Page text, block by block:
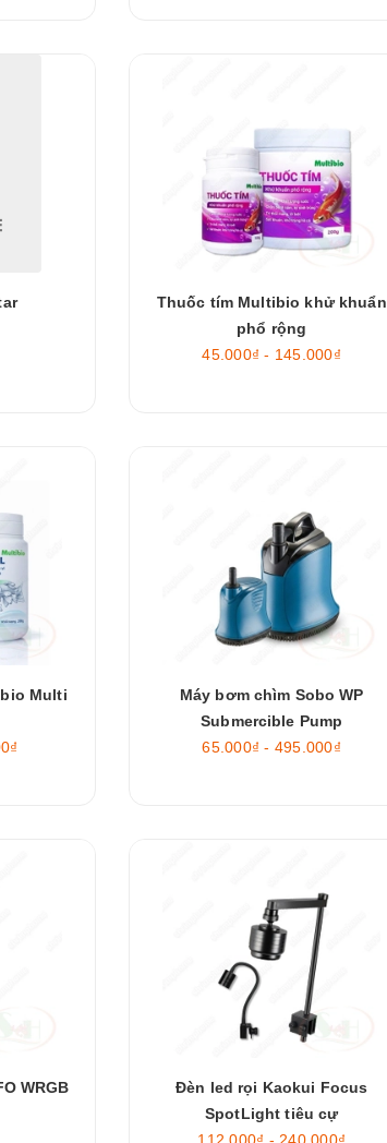
Thuốc tím Multibio khử khuẩn
phổ rộng
45.000₫ - 145.000₫
Multi
Máy bơm chìm Sobo WP
Submercible Pump
65.000₫ - 495.000₫
WRGB
Đèn led rọi Kaokui Focus
SpotLight tiêu cự